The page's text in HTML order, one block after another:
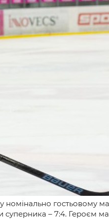
гостьовому
суперника – 7:4. Героєм